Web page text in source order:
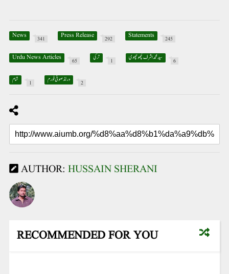
News 341 Press Release 292 Statements 245
Urdu News Articles 65 ترکی 1 سید محمد اشرف کچھوچھوی 6
شام 1 ورلڈ صوفی فورم 2
AUTHOR: HUSSAIN SHERANI
RECOMMENDED FOR YOU